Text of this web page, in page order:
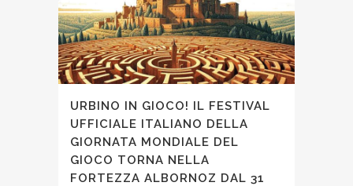
URBINO IN GIOCO! IL FESTIVAL
UFFICIALE ITALIANO DELLA
GIORNATA MONDIALE DEL
GIOCO TORNA NELLA
FORTEZZA ALBORNOZ DAL 31